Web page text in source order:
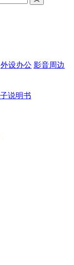
外设办公 影音周边
说明书